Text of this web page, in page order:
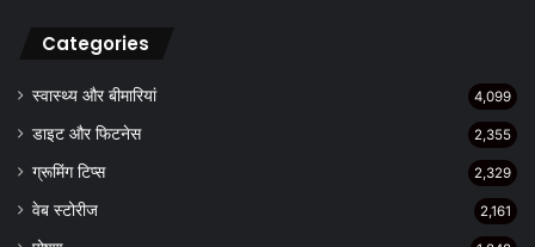
Categories
स्वास्थ्य और बीमारियां 4,099
डाइट और फिटनेस 2,355
ग्रूमिंग टिप्स 2,329
वेब स्टोरीज 2,161